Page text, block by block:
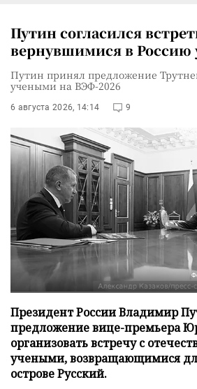
Путин согласился
вернувшимися в
Путин принял предложение
учеными на ВЭФ-2026
6 августа 2026, 14:14 9
Президент России Владимир
предложение вице-премьера
организовать встречу с
учеными, возвращающимися
острове Русский.